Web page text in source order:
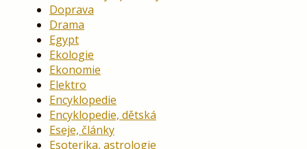
Doprava
Drama
Egypt
Ekologie
Ekonomie
Elektro
Encyklopedie
Encyklopedie, dětská
Eseje, články
Esoterika, astrologie